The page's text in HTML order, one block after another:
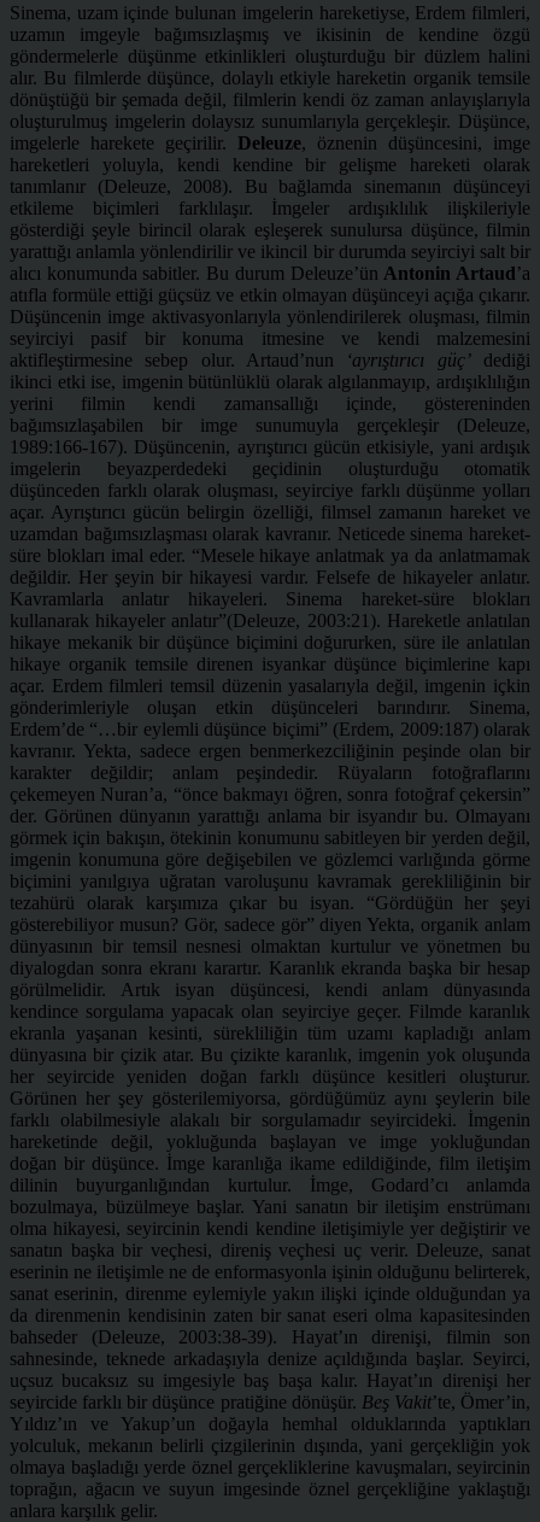
Sinema, uzam içinde bulunan imgelerin hareketiyse, Erdem filmleri,
uzamın imgeyle bağımsızlaşmış ve ikisinin de kendine özgü
göndermelerle düşünme etkinlikleri oluşturduğu bir düzlem halini
alır. Bu filmlerde düşünce, dolaylı etkiyle hareketin organik temsile
dönüştüğü bir şemada değil, filmlerin kendi öz zaman anlayışlarıyla
oluşturulmuş imgelerin dolaysız sunumlarıyla gerçekleşir. Düşünce,
imgelerle harekete geçirilir. Deleuze, öznenin düşüncesini, imge
hareketleri yoluyla, kendi kendine bir gelişme hareketi olarak
tanımlanır (Deleuze, 2008). Bu bağlamda sinemanın düşünceyi
etkileme biçimleri farklılaşır. İmgeler ardışıklılık ilişkileriyle
gösterdiği şeyle birincil olarak eşleşerek sunulursa düşünce, filmin
yarattığı anlamla yönlendirilir ve ikincil bir durumda seyirciyi salt bir
alıcı konumunda sabitler. Bu durum Deleuze’ün Antonin Artaud’a
atıfla formüle ettiği güçsüz ve etkin olmayan düşünceyi açığa çıkarır.
Düşüncenin imge aktivasyonlarıyla yönlendirilerek oluşması, filmin
seyirciyi pasif bir konuma itmesine ve kendi malzemesini
aktifleştirmesine sebep olur. Artaud’nun ‘ayrıştırıcı güç’dediği
ikinci etki ise, imgenin bütünlüklü olarak algılanmayıp, ardışıklılığın
yerini filmin kendi zamansallığı içinde, göstereninden
bağımsızlaşabilen bir imge sunumuyla gerçekleşir (Deleuze,
1989:166-167). Düşüncenin, ayrıştırıcı gücün etkisiyle, yani ardışık
imgelerin beyazperdedeki geçidinin oluşturduğu otomatik
düşünceden farklı olarak oluşması, seyirciye farklı düşünme yolları
açar. Ayrıştırıcı gücün belirgin özelliği, filmsel zamanın hareket ve
uzamdan bağımsızlaşması olarak kavranır. Neticede sinema hareket-
süre blokları imal eder. “Mesele hikaye anlatmak ya da anlatmamak
değildir. Her şeyin bir hikayesi vardır. Felsefe de hikayeler anlatır.
Kavramlarla anlatır hikayeleri. Sinema hareket-süre blokları
kullanarak hikayeler anlatır”(Deleuze, 2003:21). Hareketle anlatılan
hikaye mekanik bir düşünce biçimini doğururken, süre ile anlatılan
hikaye organik temsile direnen isyankar düşünce biçimlerine kapı
açar. Erdem filmleri temsil düzenin yasalarıyla değil, imgenin içkin
gönderimleriyle oluşan etkin düşünceleri barındırır. Sinema,
Erdem’de “…bir eylemli düşünce biçimi” (Erdem, 2009:187) olarak
kavranır. Yekta, sadece ergen benmerkezciliğinin peşinde olan bir
karakter değildir; anlam peşindedir. Rüyaların fotoğraflarını
çekemeyen Nuran’a, “önce bakmayı öğren, sonra fotoğraf çekersin”
der. Görünen dünyanın yarattığı anlama bir isyandır bu. Olmayanı
görmek için bakışın, ötekinin konumunu sabitleyen bir yerden değil,
imgenin konumuna göre değişebilen ve gözlemci varlığında görme
biçimini yanılgıya uğratan varoluşunu kavramak gerekliliğinin bir
tezahürü olarak karşımıza çıkar bu isyan. “Gördüğün her şeyi
gösterebiliyor musun? Gör, sadece gör” diyen Yekta, organik anlam
dünyasının bir temsil nesnesi olmaktan kurtulur ve yönetmen bu
diyalogdan sonra ekranı karartır. Karanlık ekranda başka bir hesap
görülmelidir. Artık isyan düşüncesi, kendi anlam dünyasında
kendince sorgulama yapacak olan seyirciye geçer. Filmde karanlık
ekranla yaşanan kesinti, sürekliliğin tüm uzamı kapladığı anlam
dünyasına bir çizik atar. Bu çizikte karanlık, imgenin yok oluşunda
her seyircide yeniden doğan farklı düşünce kesitleri oluşturur.
Görünen her şey gösterilemiyorsa, gördüğümüz aynı şeylerin bile
farklı olabilmesiyle alakalı bir sorgulamadır seyircideki. İmgenin
hareketinde değil, yokluğunda başlayan ve imge yokluğundan
doğan bir düşünce. İmge karanlığa ikame edildiğinde, film iletişim
dilinin buyurganlığından kurtulur. İmge, Godard’cı anlamda
bozulmaya, büzülmeye başlar. Yani sanatın bir iletişim enstrümanı
olma hikayesi, seyircinin kendi kendine iletişimiyle yer değiştirir ve
sanatın başka bir veçhesi, direniş veçhesi uç verir. Deleuze, sanat
eserinin ne iletişimle ne de enformasyonla işinin olduğunu belirterek,
sanat eserinin, direnme eylemiyle yakın ilişki içinde olduğundan ya
da direnmenin kendisinin zaten bir sanat eseri olma kapasitesinden
bahseder (Deleuze, 2003:38-39). Hayat’ın direnişi, filmin son
sahnesinde, teknede arkadaşıyla denize açıldığında başlar. Seyirci,
uçsuz bucaksız su imgesiyle baş başa kalır. Hayat’ın direnişi her
seyircide farklı bir düşünce pratiğine dönüşür. Beş Vakit’te, Ömer’in,
Yıldız’ın ve Yakup’un doğayla hemhal olduklarında yaptıkları
yolculuk, mekanın belirli çizgilerinin dışında, yani gerçekliğin yok
olmaya başladığı yerde öznel gerçekliklerine kavuşmaları, seyircinin
toprağın, ağacın ve suyun imgesinde öznel gerçekliğine yaklaştığı
anlara karşılık gelir.